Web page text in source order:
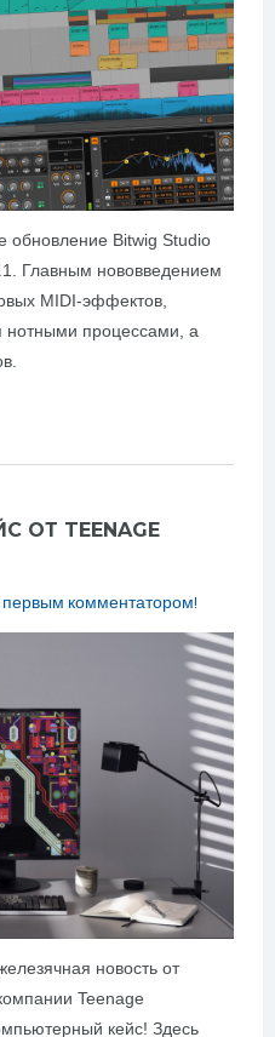
обновление Bitwig Studio
Главным нововведением
MIDI-эффектов,
нотными процессами, а
ОТ TEENAGE
первым комментатором!
новость от
Teenage
кейс! Здесь